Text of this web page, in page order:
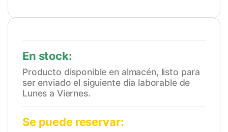
En stock:
Producto disponible en almacén, listo para
ser enviado el siguiente día laborable de
Lunes a Viernes.
Se puede reservar: